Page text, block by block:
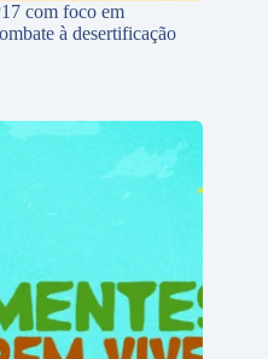
com foco em
à desertificação